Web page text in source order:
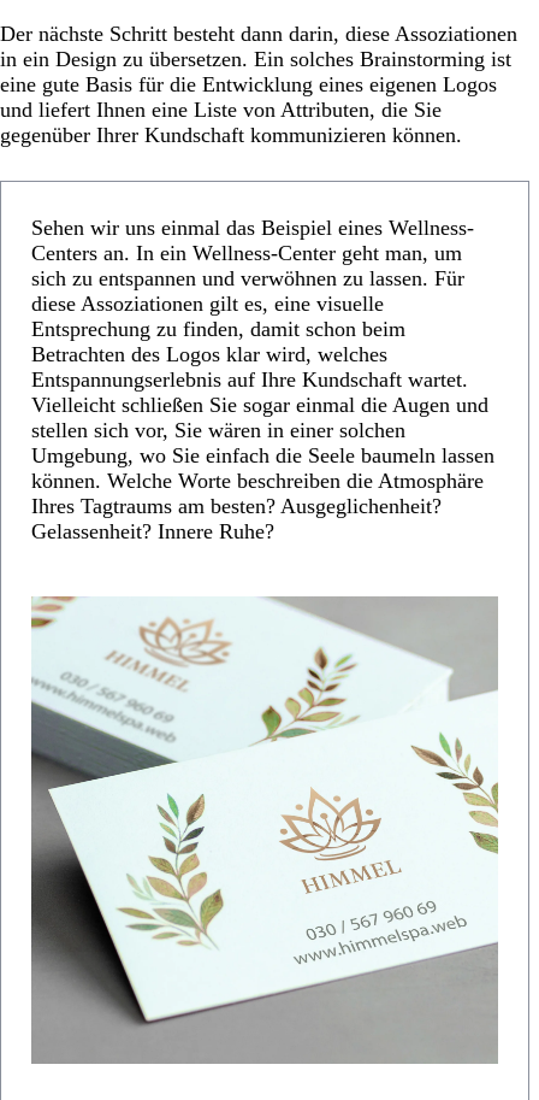
Der nächste Schritt besteht dann darin, diese Assoziationen
in ein Design zu übersetzen. Ein solches Brainstorming ist
eine gute Basis für die Entwicklung eines eigenen Logos
und liefert Ihnen eine Liste von Attributen, die Sie
gegenüber Ihrer Kundschaft kommunizieren können.
Sehen wir uns einmal das Beispiel eines Wellness-
Centers an. In ein Wellness-Center geht man, um
sich zu entspannen und verwöhnen zu lassen. Für
diese Assoziationen gilt es, eine visuelle
Entsprechung zu finden, damit schon beim
Betrachten des Logos klar wird, welches
Entspannungserlebnis auf Ihre Kundschaft wartet.
Vielleicht schließen Sie sogar einmal die Augen und
stellen sich vor, Sie wären in einer solchen
Umgebung, wo Sie einfach die Seele baumeln lassen
können. Welche Worte beschreiben die Atmosphäre
Ihres Tagtraums am besten? Ausgeglichenheit?
Gelassenheit? Innere Ruhe?